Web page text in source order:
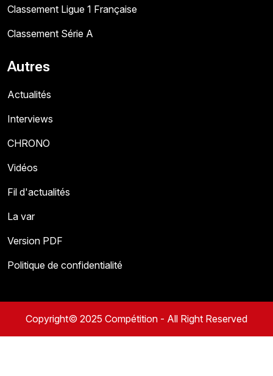
Classement Ligue 1 Française
Classement Série A
Autres
Actualités
Interviews
CHRONO
Vidéos
Fil d'actualités
La var
Version PDF
Politique de confidentialité
Copyright© 2025 Compétition - All Right Reserved